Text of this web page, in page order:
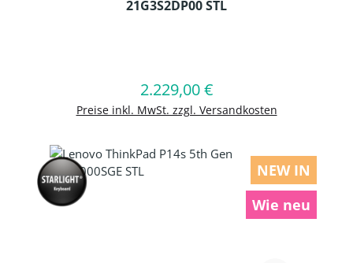
21G3S2DP00 STL
Regulärer Preis:
2.229,00 €
Preise inkl. MwSt. zzgl. Versandkosten
In den Warenkorb
NEW IN
Wie neu